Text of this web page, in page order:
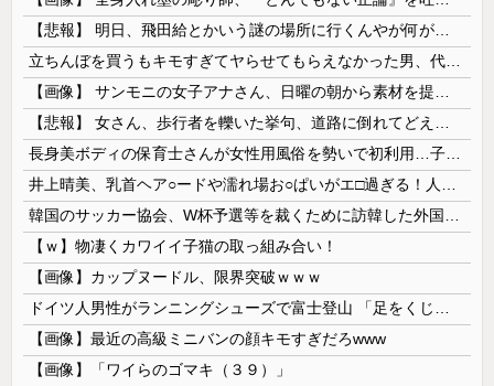
【ｗ】物凄くカワイイ子猫の取っ組み合い！
【画像】カップヌードル、限界突破ｗｗｗ
【画像】最近の高級ミニバンの顔キモすぎだろwww
【画像】「ワイらのゴマキ（３９）」